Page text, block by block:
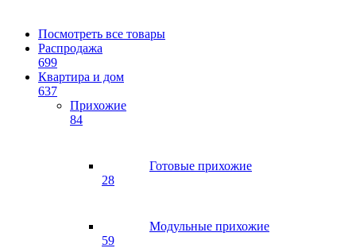
Посмотреть все товары
Распродажа
699
Квартира и дом
637
Прихожие
84
Готовые прихожие
28
Модульные прихожие
59